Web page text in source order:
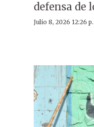
defensa de
Julio 8, 2026 12:26